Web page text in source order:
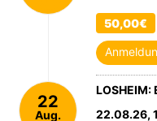
50,00€
22
Aug.
22.08.26,